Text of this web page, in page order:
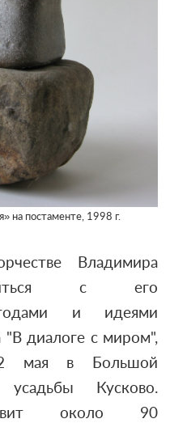
на постаменте, 1998 г.
Владимира
с его
и идеями
"В диалоге с миром",
мая в Большой
Кусково.
около 90